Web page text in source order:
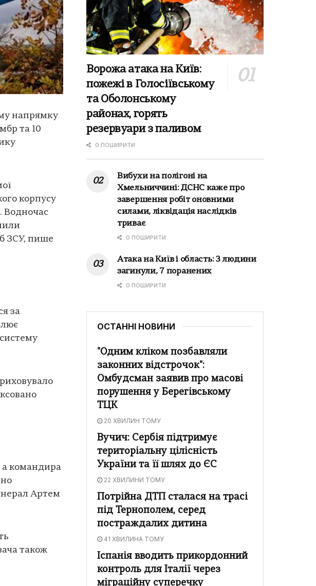
напрямку
та 10
корпусу
Водночас
ЗСУ, пише
за
а командира
Артем
також
Ворожа атака на Київ:
пожежі в Голосіївському
та Оболонському
районах, горять
резервуари з паливом
0 ПОШИРИТИ
Вибухи на полігоні на
Хмельниччині: ДСНС каже про
завершення робіт оновними
силами, ліквідація наслідків
триває
0 ПОШИРИТИ
Атака на Київ і область: 3 людини
загинули, 7 поранених
0 ПОШИРИТИ
ОСТАННІ НОВИНИ
"Одним кліком позбавляли
законних відстрочок":
Омбудсман заявив про масові
порушення у Берегівському
ТЦК
20 ХВИЛИН ТОМУ
Вучич: Сербія підтримує
територіальну цілісність
України та її шлях до ЄС
22 ХВИЛИНИ ТОМУ
Потрійна ДТП сталася на трасі
під Тернополем, серед
постраждалих дитина
41 ХВИЛИНА ТОМУ
Іспанія вводить прикордонний
контроль для Італії через
міграційну суперечку